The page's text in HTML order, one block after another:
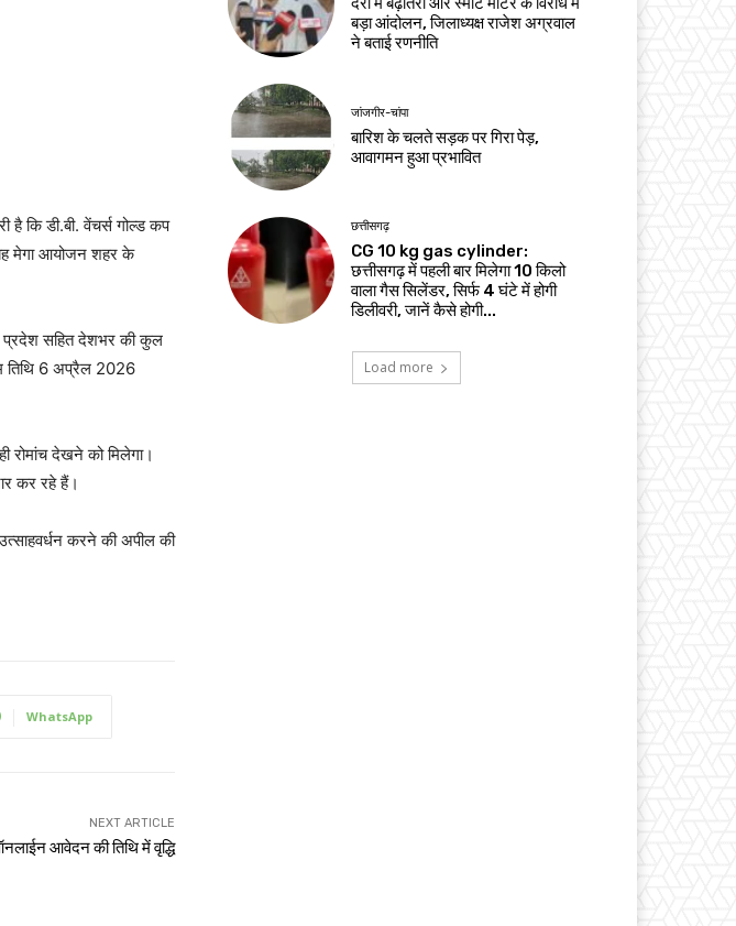
कि डी.बी. वेंचर्स गोल्ड कप
मेगा आयोजन शहर के
में प्रदेश सहित देशभर की कुल
तिथि 6 अप्रैल 2026
देखने को मिलेगा।
कर रहे हैं।
करने की अपील की
WhatsApp
NEXT ARTICLE
आवेदन की तिथि में वृद्धि
बड़ा आंदोलन, जिलाध्यक्ष राजेश अग्रवाल
ने बताई रणनीति
जांजगीर-चांपा
बारिश के चलते सड़क पर गिरा पेड़,
आवागमन हुआ प्रभावित
छत्तीसगढ़
CG 10 kg gas cylinder:
छत्तीसगढ़ में पहली बार मिलेगा 10 किलो
वाला गैस सिलेंडर, सिर्फ 4 घंटे में होगी
डिलीवरी, जानें कैसे होगी...
Load more